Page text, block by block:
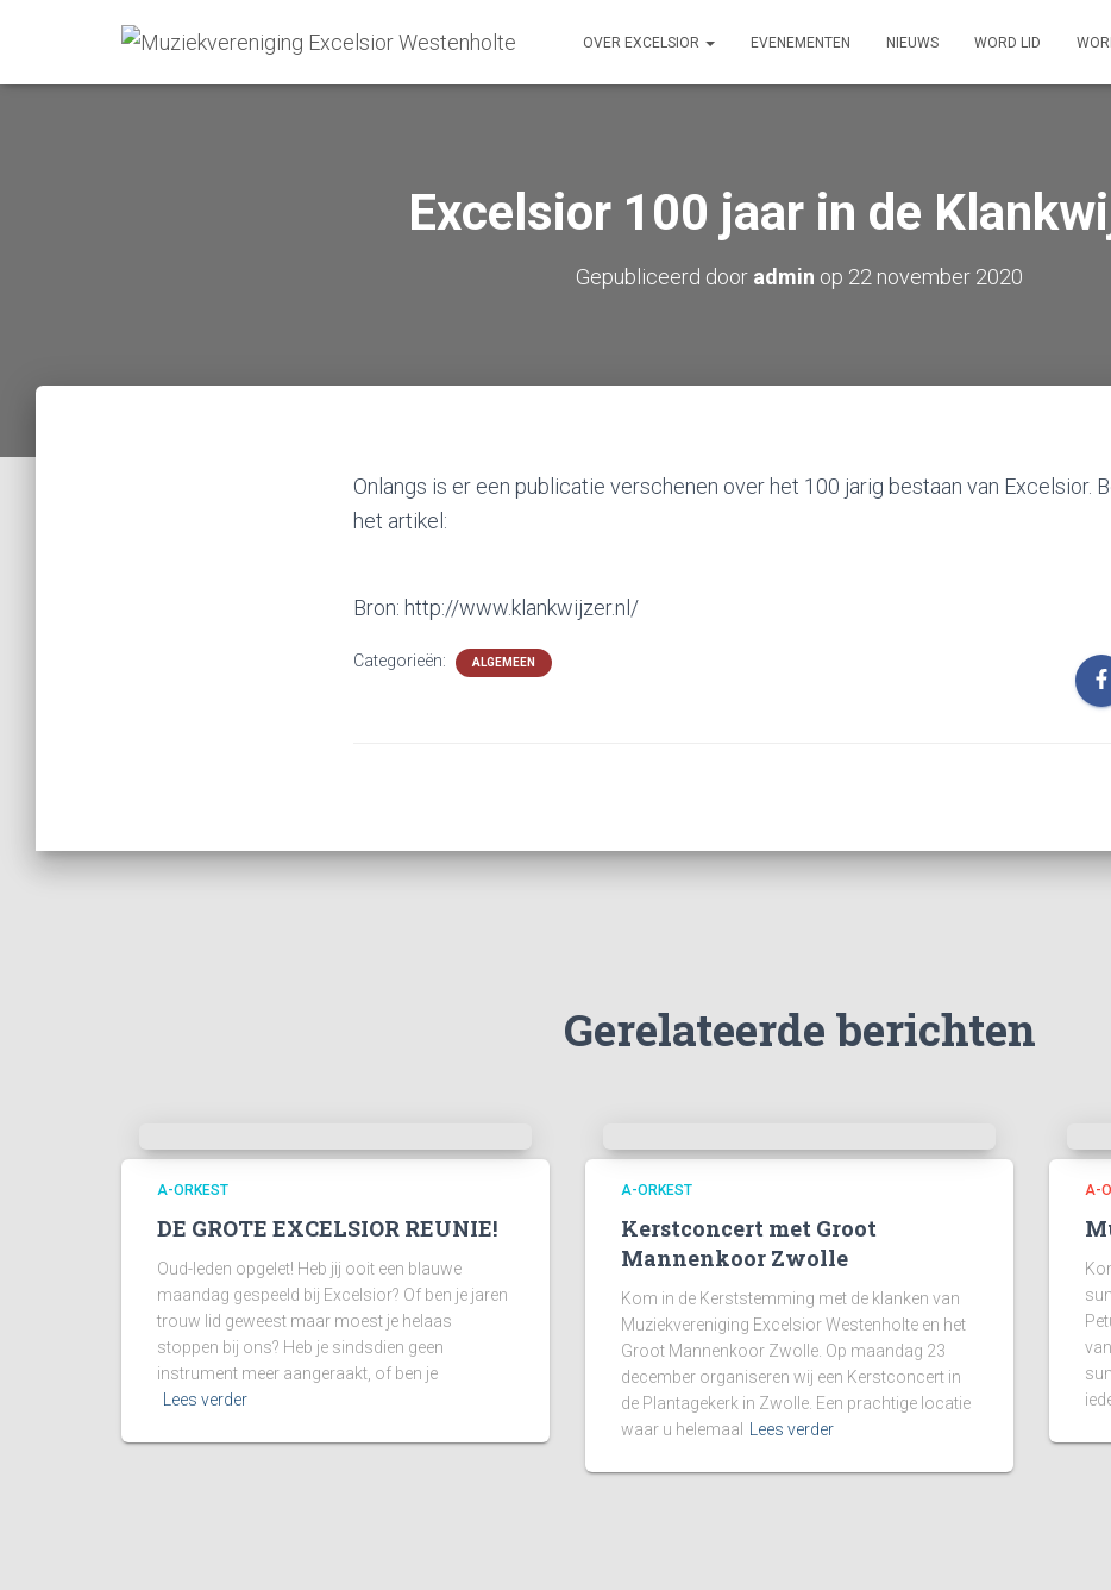
OVER EXCELSIOR EVENEMENTEN NIEUWS WORD LID
Excelsior 100 jaar in de
Gepubliceerd door admin op 22 november 2020
Onlangs is er een publicatie verschenen over het 100 jarig bestaan van Excelsior.
het artikel:
Bron: http://www.klankwijzer.nl/
Categorieën: ALGEMEEN
Gerelateerde berichten
A-ORKEST
DE GROTE EXCELSIOR REUNIE!
Oud-leden opgelet! Heb jij ooit een blauwe
maandag gespeeld bij Excelsior? Of ben je jaren
trouw lid geweest maar moest je helaas
stoppen bij ons? Heb je sindsdien geen
instrument meer aangeraakt, of ben je
Lees verder
A-ORKEST
Kerstconcert met Groot
Mannenkoor Zwolle
Kom in de Kerststemming met de klanken van
Muziekvereniging Excelsior Westenholte en het
Groot Mannenkoor Zwolle. Op maandag 23
december organiseren wij een Kerstconcert in
de Plantagekerk in Zwolle. Een prachtige locatie
waar u helemaal
Lees verder
A-